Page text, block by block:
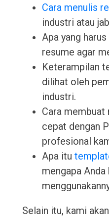
Cara menulis
industri atau
Apa yang
resume agar
Keterampilan
dilihat oleh
industri.
Cara membuat
cepat dengan
profesional
Apa itu
mengapa Anda
Selain itu, kami